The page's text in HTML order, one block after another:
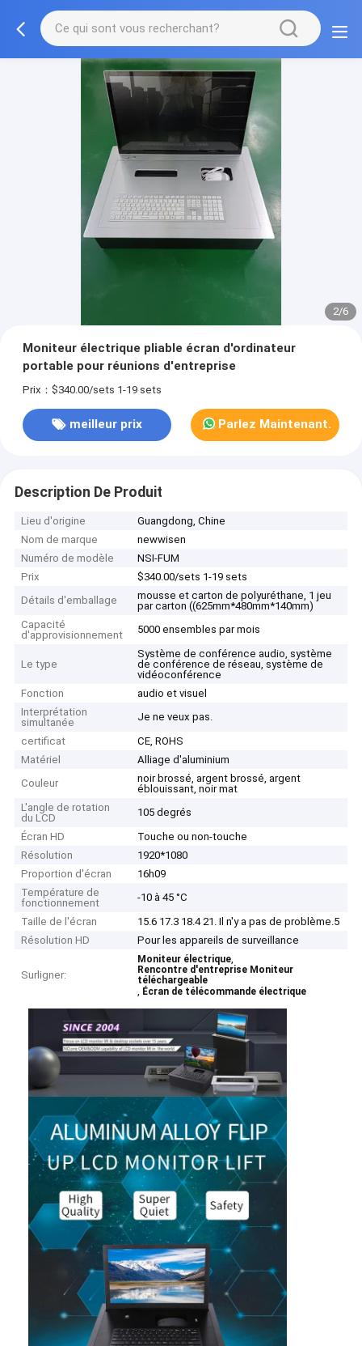
2/6
Moniteur électrique pliable écran d'ordinateur
portable pour réunions d'entreprise
Prix：$340.00/sets 1-19 sets
meilleur prix Parlez Maintenant.
Description De Produit
Lieu d'origine
Guangdong, Chine
Nom de marque
newwisen
Numéro de modèle
NSI-FUM
Prix
$340.00/sets 1-19 sets
Détails d'emballage
mousse et carton de polyuréthane, 1 jeu
par carton ((625mm*480mm*140mm)
Capacité
d'approvisionnement
5000 ensembles par mois
Le type
Système de conférence audio, système
de conférence de réseau, système de
vidéoconférence
Fonction
audio et visuel
Interprétation
simultanée
Je ne veux pas.
certificat
CE, ROHS
Matériel
Alliage d'aluminium
Couleur
noir brossé, argent brossé, argent
éblouissant, noir mat
L'angle de rotation
du LCD
105 degrés
Écran HD
Touche ou non-touche
Résolution
1920*1080
Proportion d'écran
16h09
Température de
fonctionnement
-10 à 45 °C
Taille de l'écran
15.6 17.3 18.4 21. Il n'y a pas de problème.5
Résolution HD
Pour les appareils de surveillance
Surligner:
Moniteur électrique,
Rencontre d'entreprise Moniteur
téléchargeable
, Écran de télécommande électrique